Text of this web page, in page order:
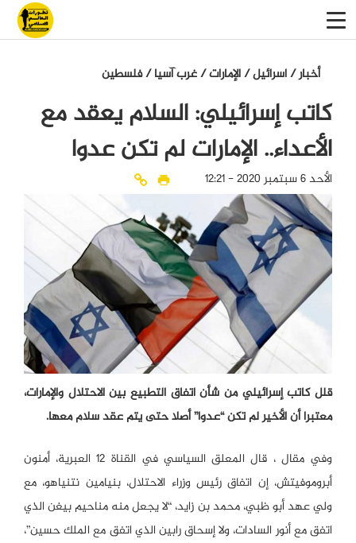
أخبار/اسرائيل/الإمارات/غرب آسيا/فلسطين
كاتب إسرائيلي: السلام يعقد مع
الأعداء.. الإمارات لم تكن عدوا
الأحد 6 سبتمبر 2020 - 12:21
قلل كاتب إسرائيلي من شأن اتفاق التطبيع بين الاحتلال والإمارات،
معتبرا أن الأخير لم تكن “عدوا” أصلا حتى يتم عقد سلام معها.
وفي مقال ، قال المعلق السياسي في القناة 12 العبرية، أمنون
أبروموفيتش، إن اتفاق رئيس وزراء الاحتلال، بنيامين نتنياهو، مع
ولي عهد أبو ظبي، محمد بن زايد، “لا يجعل منه مناحيم بيغن الذي
اتفق مع أنور السادات، ولا إسحاق رابين الذي اتفق مع الملك حسين”،